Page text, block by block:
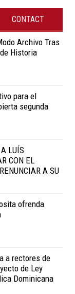
CONTACT
Archivo Tras
Historia
para el
segunda
LUÍS
CON EL
A SU
ofrenda
a rectores de
de Ley
Dominicana